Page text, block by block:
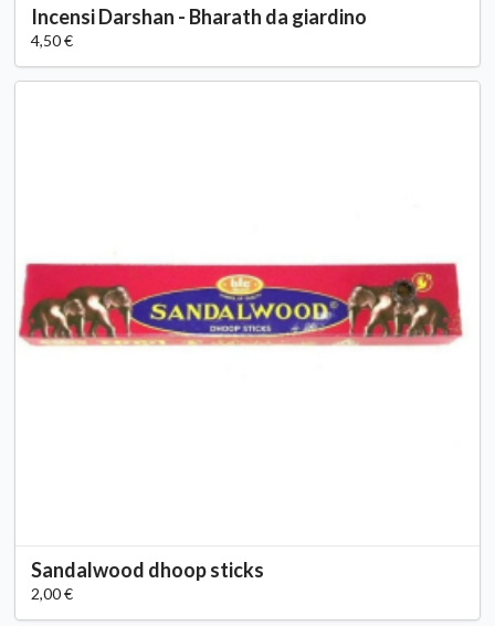
Incensi Darshan - Bharath da giardino
4,50 €
Sandalwood dhoop sticks
2,00 €